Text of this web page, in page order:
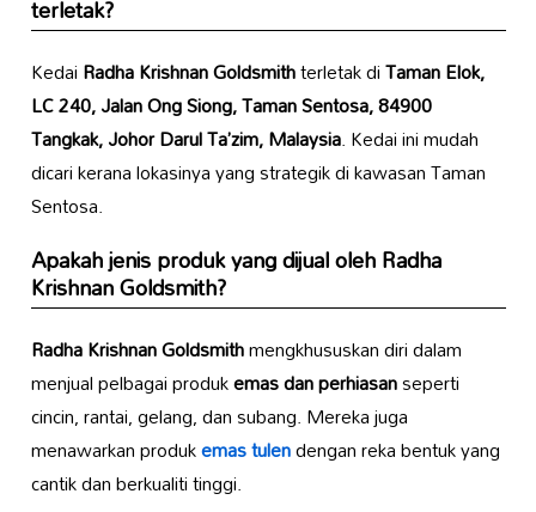
terletak?
KedaiRadha Krishnan Goldsmithterletak diTaman Elok,
LC 240, Jalan Ong Siong, Taman Sentosa, 84900
Tangkak, Johor Darul Ta’zim, Malaysia. Kedai ini mudah
dicari kerana lokasinya yang strategik di kawasan Taman
Sentosa.
Apakah jenis produk yang dijual olehRadha
Krishnan Goldsmith?
Radha Krishnan Goldsmithmengkhususkan diri dalam
menjual pelbagai produkemas dan perhiasanseperti
cincin, rantai, gelang, dan subang. Mereka juga
menawarkan produkemas tulendengan reka bentuk yang
cantik dan berkualiti tinggi.